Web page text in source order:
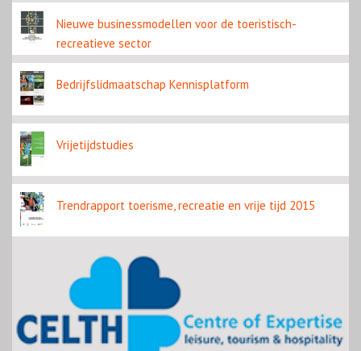
Nieuwe businessmodellen voor de toeristisch-
recreatieve sector
Bedrijfslidmaatschap Kennisplatform
Vrijetijdstudies
Trendrapport toerisme, recreatie en vrije tijd 2015